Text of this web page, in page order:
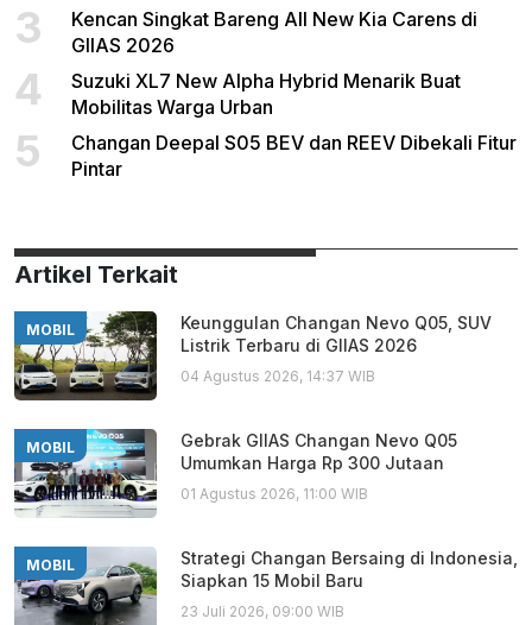
3
Kencan Singkat Bareng All New Kia Carens di
GIIAS 2026
4
Suzuki XL7 New Alpha Hybrid Menarik Buat
Mobilitas Warga Urban
5
Changan Deepal S05 BEV dan REEV Dibekali Fitur
Pintar
Artikel Terkait
MOBIL
Keunggulan Changan Nevo Q05, SUV
Listrik Terbaru di GIIAS 2026
04 Agustus 2026, 14:37 WIB
MOBIL
Gebrak GIIAS Changan Nevo Q05
Umumkan Harga Rp 300 Jutaan
01 Agustus 2026, 11:00 WIB
MOBIL
Strategi Changan Bersaing di Indonesia,
Siapkan 15 Mobil Baru
23 Juli 2026, 09:00 WIB